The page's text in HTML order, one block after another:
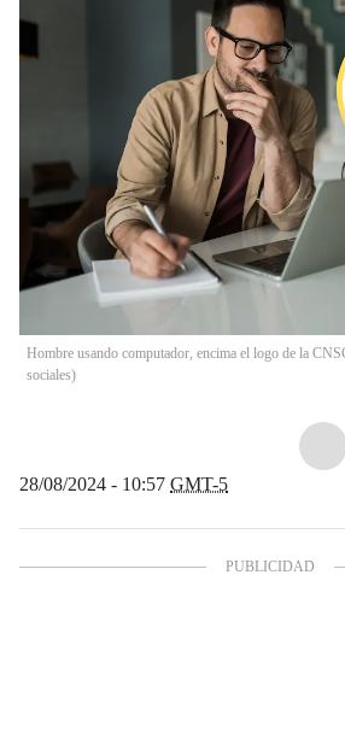
Hombre usando computador, encima el logo de la
sociales)
28/08/2024 - 10:57 GMT-5